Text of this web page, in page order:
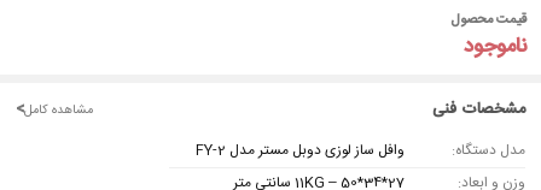
قیمت محصول
ناموجود
مشخصات فنی مشاهده کامل<
مدل دستگاه:
وافل ساز لوزی دوبل مستر مدل FY-2
وزن و ابعاد:
11KG – 50*34*27 سانتی متر